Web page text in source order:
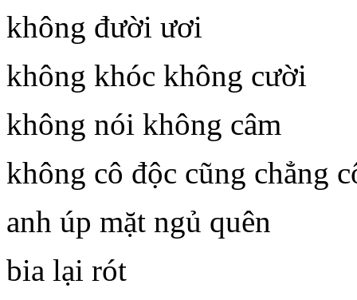
không đười ươi
không khóc không cười
không nói không câm
không cô độc cũng chẳng
anh úp mặt ngủ quên
bia lại rót